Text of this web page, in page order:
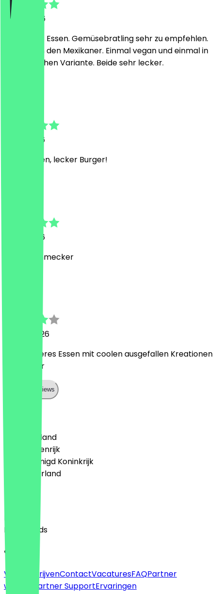
15 juni 2026
Sehr gutes Essen. Gemüsebratling sehr zu empfehlen.
Wir hatten den Mexikaner. Einmal vegan und einmal in
den tierischen Variante. Beide sehr lecker.
13 juni 2026
Tolles Essen, lecker Burger!
12 juni 2026
lecker schmecker
28 mei 2026
Sehr leckeres Essen mit coolen ausgefallen Kreationen
der Burger
Show all reviews
🇩🇪 Duitsland
🇦🇹 Oostenrijk
🇬🇧 Verenigd Koninkrijk
🇳🇱 Nederland
English
Nederlands
Over
Voor bedrijvenContactVacaturesFAQPartner
worden
Partner SupportErvaringen